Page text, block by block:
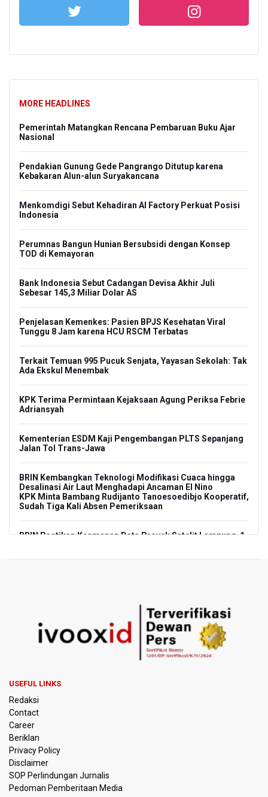
MORE HEADLINES
Pemerintah Matangkan Rencana Pembaruan Buku Ajar
Nasional
Pendakian Gunung Gede Pangrango Ditutup karena
Kebakaran Alun-alun Suryakancana
Menkomdigi Sebut Kehadiran AI Factory Perkuat Posisi
Indonesia
Perumnas Bangun Hunian Bersubsidi dengan Konsep
TOD di Kemayoran
Bank Indonesia Sebut Cadangan Devisa Akhir Juli
Sebesar 145,3 Miliar Dolar AS
Penjelasan Kemenkes: Pasien BPJS Kesehatan Viral
Tunggu 8 Jam karena HCU RSCM Terbatas
Terkait Temuan 995 Pucuk Senjata, Yayasan Sekolah: Tak
Ada Ekskul Menembak
KPK Terima Permintaan Kejaksaan Agung Periksa Febrie
Adriansyah
Kementerian ESDM Kaji Pengembangan PLTS Sepanjang
Jalan Tol Trans-Jawa
BRIN Kembangkan Teknologi Modifikasi Cuaca hingga
Desalinasi Air Laut Menghadapi Ancaman El Nino
KPK Minta Bambang Rudijanto Tanoesoedibjo Kooperatif,
Sudah Tiga Kali Absen Pemeriksaan
BRIN Pastikan Keamanan Data Proyek Satelit Lampung-1
Kuasa Hukum Klaim 995 Airsoft Gun di Sekolah Swasta
Jaksel Berizin, Bantah Kepemilikan Senjata Api dan
Narkoba
Menperin Sebut Insentif Kendaraan Listrik untuk Produk
Lawan Persib Bandung
Dari Literasi Teks ke Literasi Multimodal
Kemenag Terbitkan 40 Buku Digital Pendidikan Agama
USEFUL LINKS
Redaksi
Contact
Career
Beriklan
Privacy Policy
Disclaimer
SOP Perlindungan Jurnalis
Pedoman Pemberitaan Media